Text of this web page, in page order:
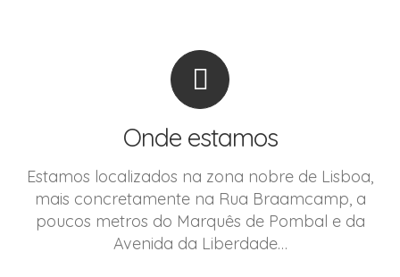
Onde estamos
Estamos localizados na zona nobre de Lisboa,
mais concretamente na Rua Braamcamp, a
poucos metros do Marquês de Pombal e da
Avenida da Liberdade…